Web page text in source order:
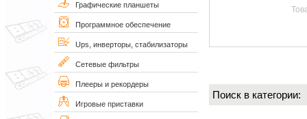
Графические планшеты
Программное обеспечение
Ups, инверторы, стабилизаторы
Сетевые фильтры
Плееры и рекордеры
Игровые приставки
Поиск в